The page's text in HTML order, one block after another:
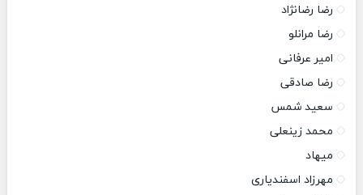
رضا رضانژاد
رضا مرانلو
امیر عرفانی
رضا صادقی
سعید شمس
محمد زینعلی
میهاد
مهرزاد اسفندیاری